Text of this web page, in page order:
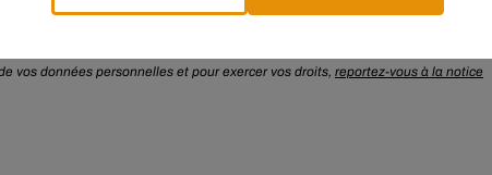
l’organisation de ses jeux concours, notamment pour l’enregistrement de la
vos données personnelles et pour exercer vos droits, reportez-vous à la notice